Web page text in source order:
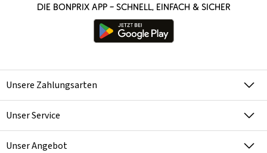
Die bonprix App – schnell, einfach & sicher
Unsere Zahlungsarten
Unser Service
Unser Angebot